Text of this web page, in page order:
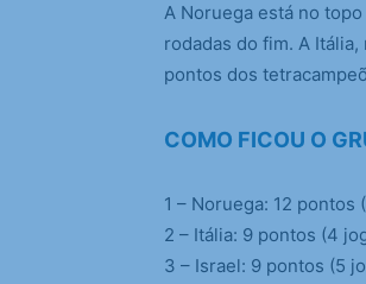
A Noruega está no
rodadas do fim. A
pontos dos
COMO FICOU O
1 – Noruega: 12 pontos
2 – Itália: 9 pontos (4
3 – Israel: 9 pontos (5